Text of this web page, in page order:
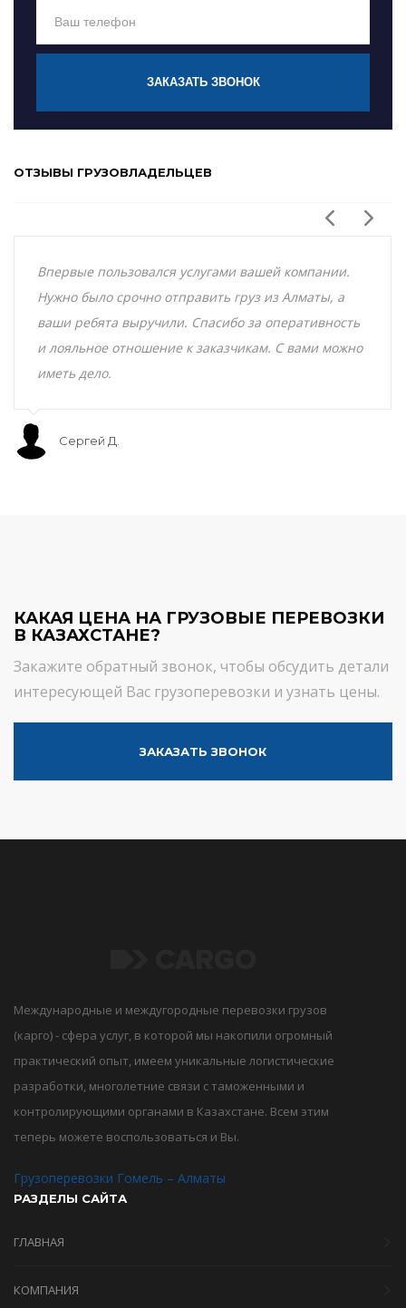
ЗАКАЗАТЬ ЗВОНОК
ОТЗЫВЫ ГРУЗОВЛАДЕЛЬЦЕВ
Впервые пользовался услугами вашей компании.
Нужно было срочно отправить груз из Алматы, а
ваши ребята выручили. Спасибо за оперативность
и лояльное отношение к заказчикам. С вами можно
иметь дело.
Сергей Д.
КАКАЯ ЦЕНА НА ГРУЗОВЫЕ ПЕРЕВОЗКИ
В КАЗАХСТАНЕ?
Закажите обратный звонок, чтобы обсудить детали
интересующей Вас грузоперевозки и узнать цены.
ЗАКАЗАТЬ ЗВОНОК
Международные и междугородные перевозки грузов
(карго) - сфера услуг, в которой мы накопили огромный
практический опыт, имеем уникальные логистические
разработки, многолетние связи с таможенными и
контролирующими органами в Казахстане. Всем этим
теперь можете воспользоваться и Вы.
Грузоперевозки Гомель – Алматы
РАЗДЕЛЫ САЙТА
ГЛАВНАЯ
КОМПАНИЯ